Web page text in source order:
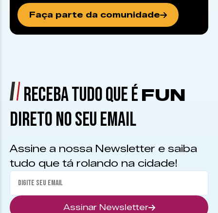
Faça parte da comunidade
RECEBA TUDO QUE É FUN
DIRETO NO SEU EMAIL
Assine a nossa Newsletter e saiba
tudo que tá rolando na cidade!
Assinar Newsletter